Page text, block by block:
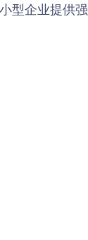
型企业提供强